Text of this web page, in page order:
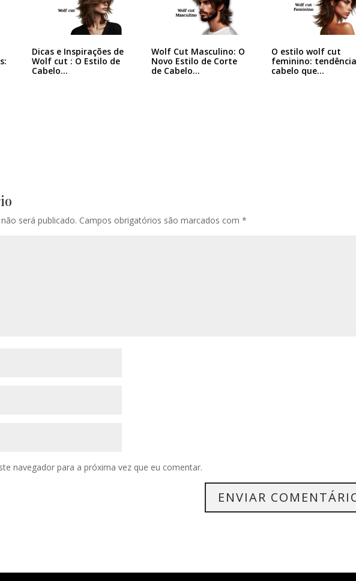
Dicas e Inspirações de
Wolf cut : O Estilo de
Cabelo…
Wolf Cut Masculino: O
Novo Estilo de Corte
de Cabelo…
O estilo wolf cut
feminino:
cabelo que…
será publicado. Campos obrigatórios são marcados com*
navegador para a próxima vez que eu comentar.